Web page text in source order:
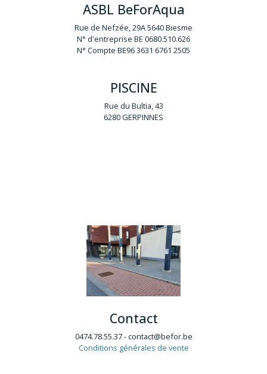
ASBL BeForAqua
Rue de Nefzée, 29A 5640 Biesme
N° d'entreprise BE 0680.510.626
N° Compte BE96 3631 6761 2505
PISCINE
Rue du Bultia, 43
6280 GERPINNES
Contact
0474.78.55.37 - contact@befor.be
Conditions générales de vente